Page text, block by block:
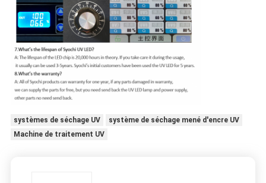
systèmes de séchage UV
système de séchage mené d'encre UV
Machine de traitement UV